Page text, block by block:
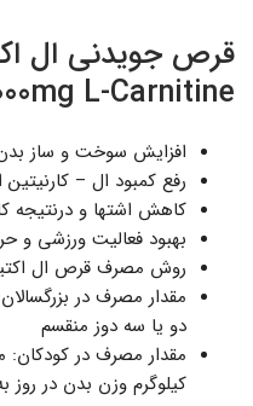
L-Carnitine
افزایش سوخت و ساز
رفع کمبود ال – کارنیتین
کاهش اشتها و
بهبود فعالیت ورزشی و
روش مصرف قرص ال
دو یا سه دوز منقسم
کیلوگرم وزن بدن در